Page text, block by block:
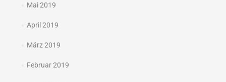
Mai 2019
April 2019
März 2019
Februar 2019